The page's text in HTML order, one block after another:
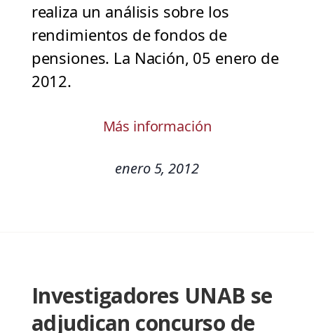
realiza un análisis sobre los
rendimientos de fondos de
pensiones. La Nación, 05 enero de
2012.
Más información
enero 5, 2012
Investigadores UNAB se
adjudican concurso de